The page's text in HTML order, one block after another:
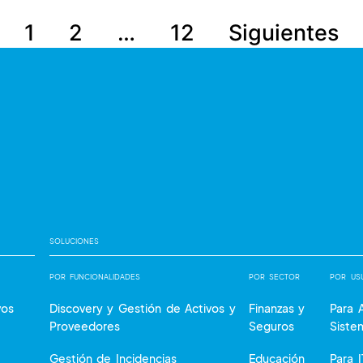
1 2 … 12 Siguientes
SOLUCIONES
POR FUNCIONALIDADES
Discovery y Gestión de Activos y
Proveedores
Gestión de Incidencias
POR SECTOR
Finanzas y
Seguros
Educación
POR
Para
Para